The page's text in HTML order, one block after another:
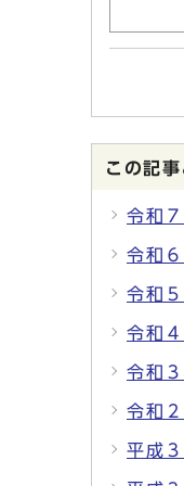
この記
令和
令和
令和
令和
令和
令和
平成